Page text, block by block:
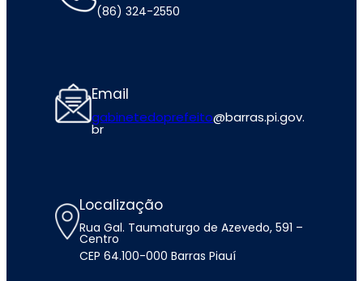
(86) 324-2550
Email
gabinetedoprefeito@barras.pi.gov.
br
Localização
Rua Gal. Taumaturgo de Azevedo, 591 –
Centro
CEP 64.100-000 Barras Piauí